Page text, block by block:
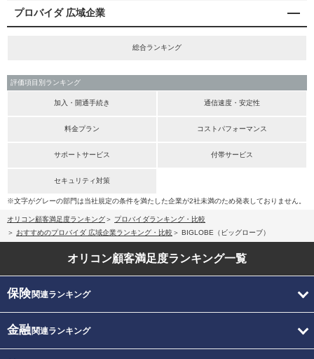
プロバイダ 広域企業
総合ランキング
評価項目別ランキング
加入・開通手続き 通信速度・安定性
料金プラン コストパフォーマンス
サポートサービス 付帯サービス
セキュリティ対策
※文字がグレーの部門は当社規定の条件を満たした企業が2社未満のため発表しておりません。
オリコン顧客満足度ランキング
プロバイダランキング・比較
おすすめのプロバイダ 広域企業ランキング・比較
BIGLOBE（ビッグローブ）
オリコン顧客満足度ランキング一覧
保険関連ランキング
金融関連ランキング